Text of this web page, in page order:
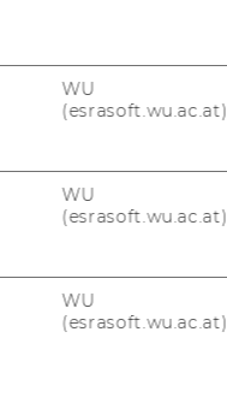
WU
(esrasoft.wu.ac.at)
WU
(esrasoft.wu.ac.at)
WU
(esrasoft.wu.ac.at)